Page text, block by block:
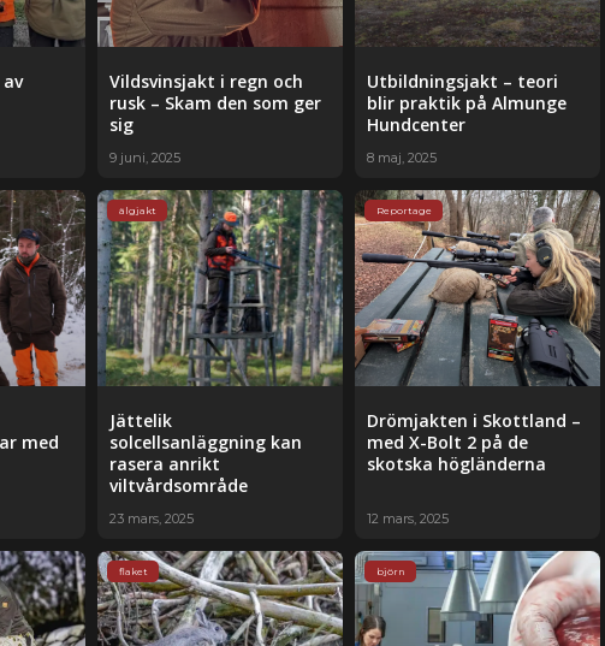
Vildsvinsjakt i regn och
rusk – Skam den som ger
sig
9 juni, 2025
Utbildningsjakt – teori
blir praktik på Almunge
Hundcenter
8 maj, 2025
med
älgjakt
Jättelik
solcellsanläggning kan
rasera anrikt
viltvårdsområde
23 mars, 2025
Reportage
Drömjakten i Skottland –
med X-Bolt 2 på de
skotska högländerna
12 mars, 2025
flaket björn